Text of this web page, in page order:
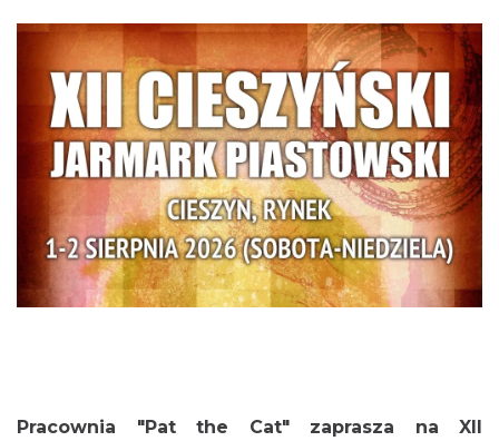
Cieszyn
2026-08-28
Cieszyn
2026-08-09
0.05 km
Pracownia "Pat the Cat" zaprasza na XII